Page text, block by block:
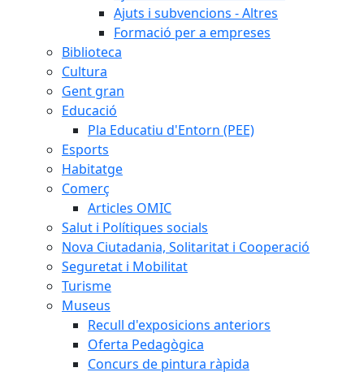
Ajuts i subvencions - Altres
Formació per a empreses
Biblioteca
Cultura
Gent gran
Educació
Pla Educatiu d'Entorn (PEE)
Esports
Habitatge
Comerç
Articles OMIC
Salut i Polítiques socials
Nova Ciutadania, Solitaritat i Cooperació
Seguretat i Mobilitat
Turisme
Museus
Recull d'exposicions anteriors
Oferta Pedagògica
Concurs de pintura ràpida